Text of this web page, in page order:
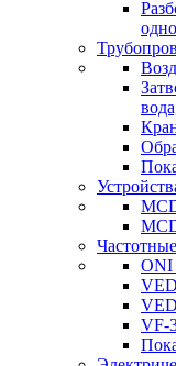
ONI
VF-